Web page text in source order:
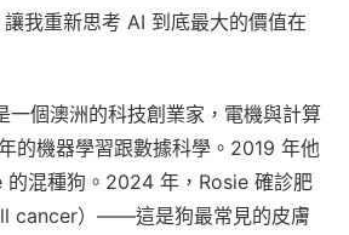
我重新思考 AI 到底最大的價值在
個澳洲的科技創業家，電機與計算
的機器學習跟數據科學。2019 年他
的混種狗。2024 年，Rosie 確診肥
cancer）——這是狗最常見的皮膚